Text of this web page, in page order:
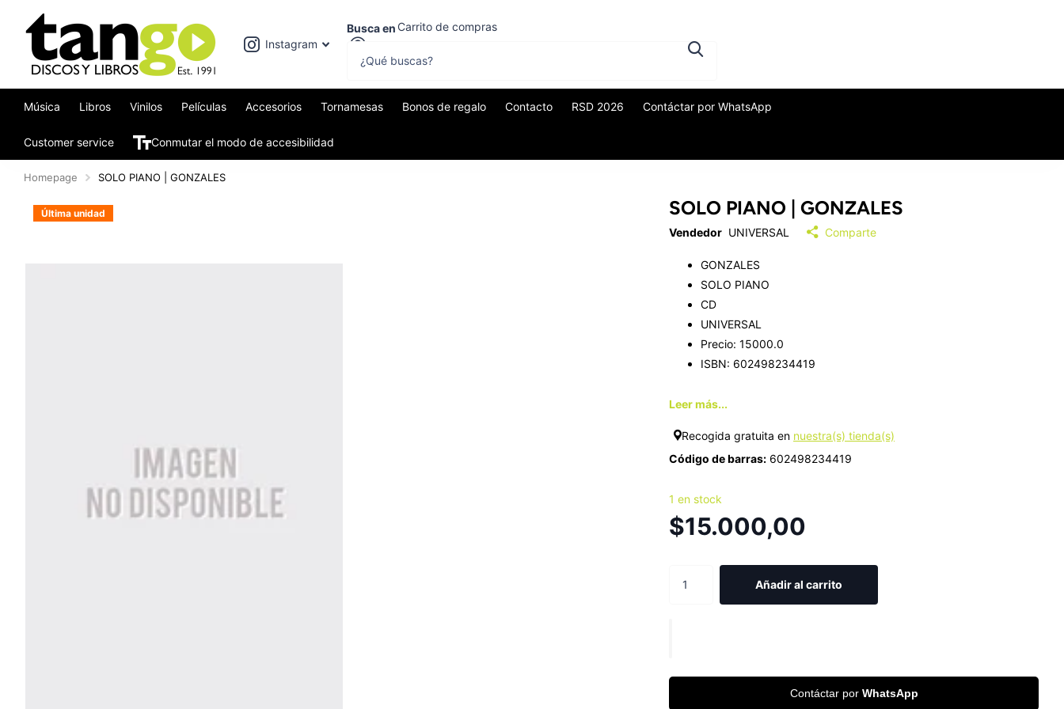
Busca en
Instagram
Carrito de compras
$0,00
Música Libros Vinilos Películas Accesorios Tornamesas Bonos de regalo Contacto RSD 2026 Contáctar por WhatsApp
Customer service Conmutar el modo de accesibilidad
Homepage SOLO PIANO | GONZALES
Última unidad SOLO PIANO | GONZALES
Vendedor UNIVERSAL Comparte
GONZALES
SOLO PIANO
CD
UNIVERSAL
Precio: 15000.0
ISBN: 602498234419
Leer más...
Recogida gratuita en nuestra(s) tienda(s)
Código de barras: 602498234419
1 en stock
$15.000,00
Añadir al carrito
Contáctar por WhatsApp